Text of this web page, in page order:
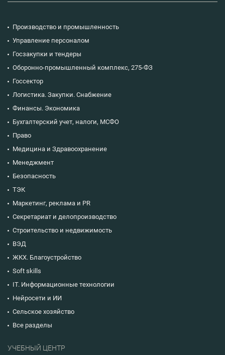
Производство и промышленность
Управление персоналом
Госзакупки и тендеры
Оборонно-промышленный комплекс, 275-ФЗ
Госсектор
Логистика. Закупки. Снабжение
Финансы. Экономика
Бухгалтерский учет, налоги, МСФО
Право
Медицина и Здравоохранение
Менеджмент
Безопасность
ТЭК
Маркетинг, реклама и PR
Секретариат и делопроизводство
Строительство и недвижимость
ВЭД
ЖКХ. Благоустройство
Soft skills
IT. Информационные технологии
Нейросети и ИИ
Сельское хозяйство
Все разделы
УЧЕБНЫЙ ЦЕНТР